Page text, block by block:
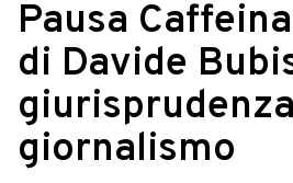
Pausa
di Davide
giornalismo